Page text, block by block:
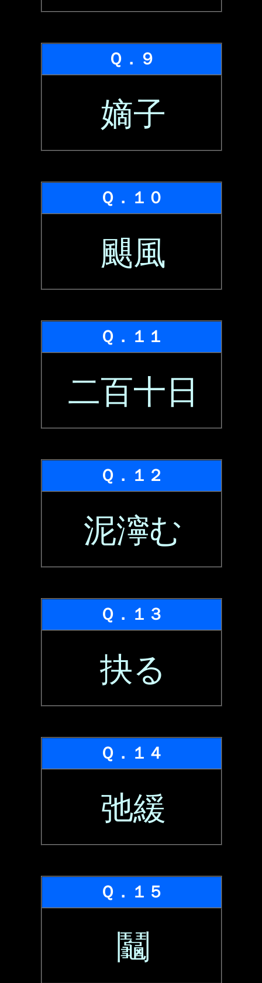
Ｑ．９
嫡子
Ｑ．１０
颶風
Ｑ．１１
二百十日
Ｑ．１２
泥濘む
Ｑ．１３
抉る
Ｑ．１４
弛緩
Ｑ．１５
鬮